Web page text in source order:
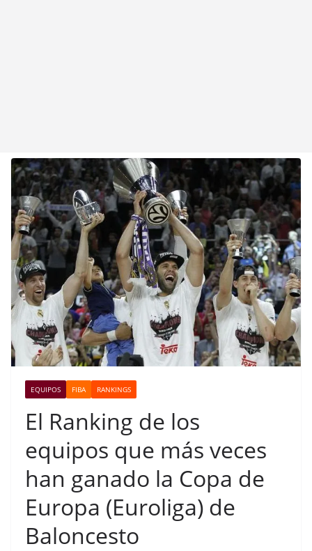
EQUIPOS FIBA RANKINGS
El Ranking de los
equipos que más veces
han ganado la Copa de
Europa (Euroliga) de
Baloncesto